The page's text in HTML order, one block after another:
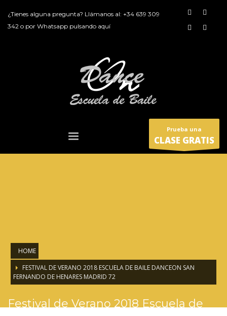
¿Tienes alguna pregunta? Llámanos al: +34 639 309
342 o por Whatsapp pulsando aquí
Prueba una
CLASE GRATIS
HOME
FESTIVAL DE VERANO 2018 ESCUELA DE BAILE DANCEON SAN
FERNANDO DE HENARES MADRID 72
Festival de Verano 2018 Escuela de